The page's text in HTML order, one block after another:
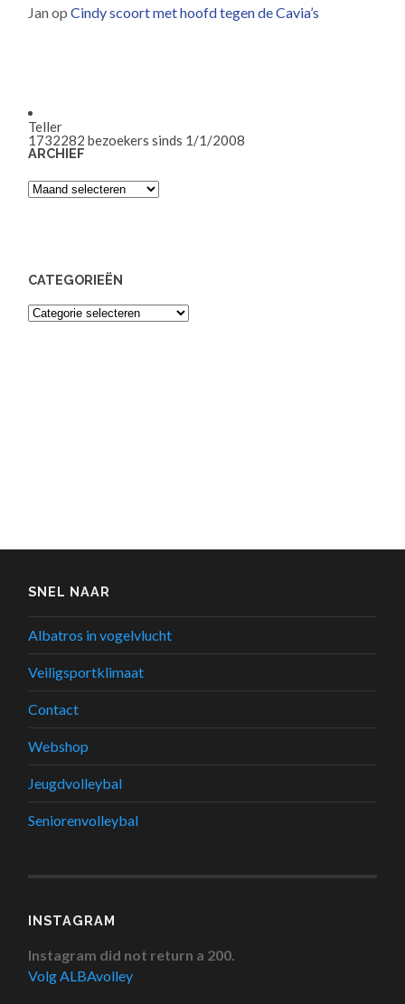
JanopCindy scoort met hoofd tegen de Cavia’s
Teller
1732282 bezoekers sinds 1/1/2008
ARCHIEF
Archief
CATEGORIEËN
Categorieën
SNEL NAAR
Albatros in vogelvlucht
Veiligsportklimaat
Contact
Webshop
Jeugdvolleybal
Seniorenvolleybal
INSTAGRAM
Instagram did not return a 200.
Volg ALBAvolley